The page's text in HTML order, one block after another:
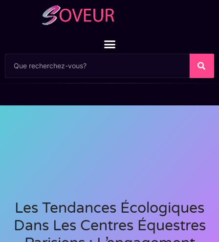
Les Tendances Écologiques
Dans Les Centres Équestres